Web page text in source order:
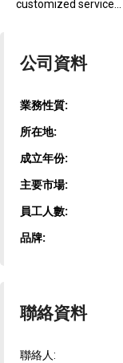
customized service...
公司資料
業務性質:
所在地:
成立年份:
主要市場:
員工人數:
品牌:
聯絡資料
聯絡人: